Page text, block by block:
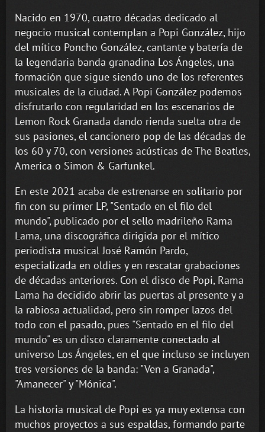
Nacido en 1970, cuatro décadas dedicado al
negocio musical contemplan a Popi González, hijo
del mítico Poncho González, cantante y batería de
la legendaria banda granadina Los Ángeles, una
formación que sigue siendo uno de los referentes
musicales de la ciudad. A Popi González podemos
disfrutarlo con regularidad en los escenarios de
Lemon Rock Granada dando rienda suelta otra de
sus pasiones, el cancionero pop de las décadas de
los 60 y 70, con versiones acústicas de The Beatles,
America o Simon & Garfunkel.
En este 2021 acaba de estrenarse en solitario por
fin con su primer LP, "Sentado en el filo del
mundo", publicado por el sello madrileño Rama
Lama, una discográfica dirigida por el mítico
periodista musical José Ramón Pardo,
especializada en oldies y en rescatar grabaciones
de décadas anteriores. Con el disco de Popi, Rama
Lama ha decidido abrir las puertas al presente y a
la rabiosa actualidad, pero sin romper lazos del
todo con el pasado, pues "Sentado en el filo del
mundo" es un disco claramente conectado al
universo Los Ángeles, en el que incluso se incluyen
tres versiones de la banda: "Ven a Granada",
"Amanecer" y "Mónica".
La historia musical de Popi es ya muy extensa con
muchos proyectos a sus espaldas, formando parte